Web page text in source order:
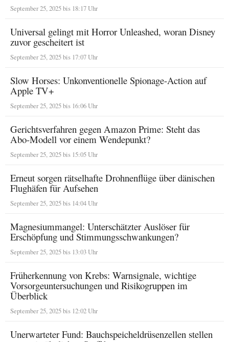
September 25, 2025 bis 18:17 Uhr
Universal gelingt mit Horror Unleashed, woran Disney
zuvor gescheitert ist
September 25, 2025 bis 17:07 Uhr
Slow Horses: Unkonventionelle Spionage-Action auf
Apple TV+
September 25, 2025 bis 16:06 Uhr
Gerichtsverfahren gegen Amazon Prime: Steht das
Abo-Modell vor einem Wendepunkt?
September 25, 2025 bis 15:05 Uhr
Erneut sorgen rätselhafte Drohnenflüge über dänischen
Flughäfen für Aufsehen
September 25, 2025 bis 14:04 Uhr
Magnesiummangel: Unterschätzter Auslöser für
Erschöpfung und Stimmungsschwankungen?
September 25, 2025 bis 13:03 Uhr
Früherkennung von Krebs: Warnsignale, wichtige
Vorsorgeuntersuchungen und Risikogruppen im
Überblick
September 25, 2025 bis 12:02 Uhr
Unerwarteter Fund: Bauchspeicheldrüsenzellen stellen